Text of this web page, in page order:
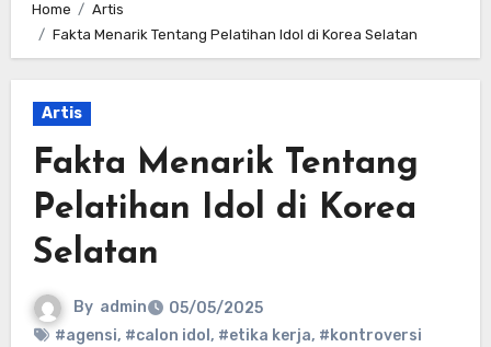
Home
Artis
Fakta Menarik Tentang Pelatihan Idol di Korea Selatan
Artis
Fakta Menarik Tentang
Pelatihan Idol di Korea
Selatan
By admin
05/05/2025
#agensi, #calon idol , #etika kerja, #kontroversi